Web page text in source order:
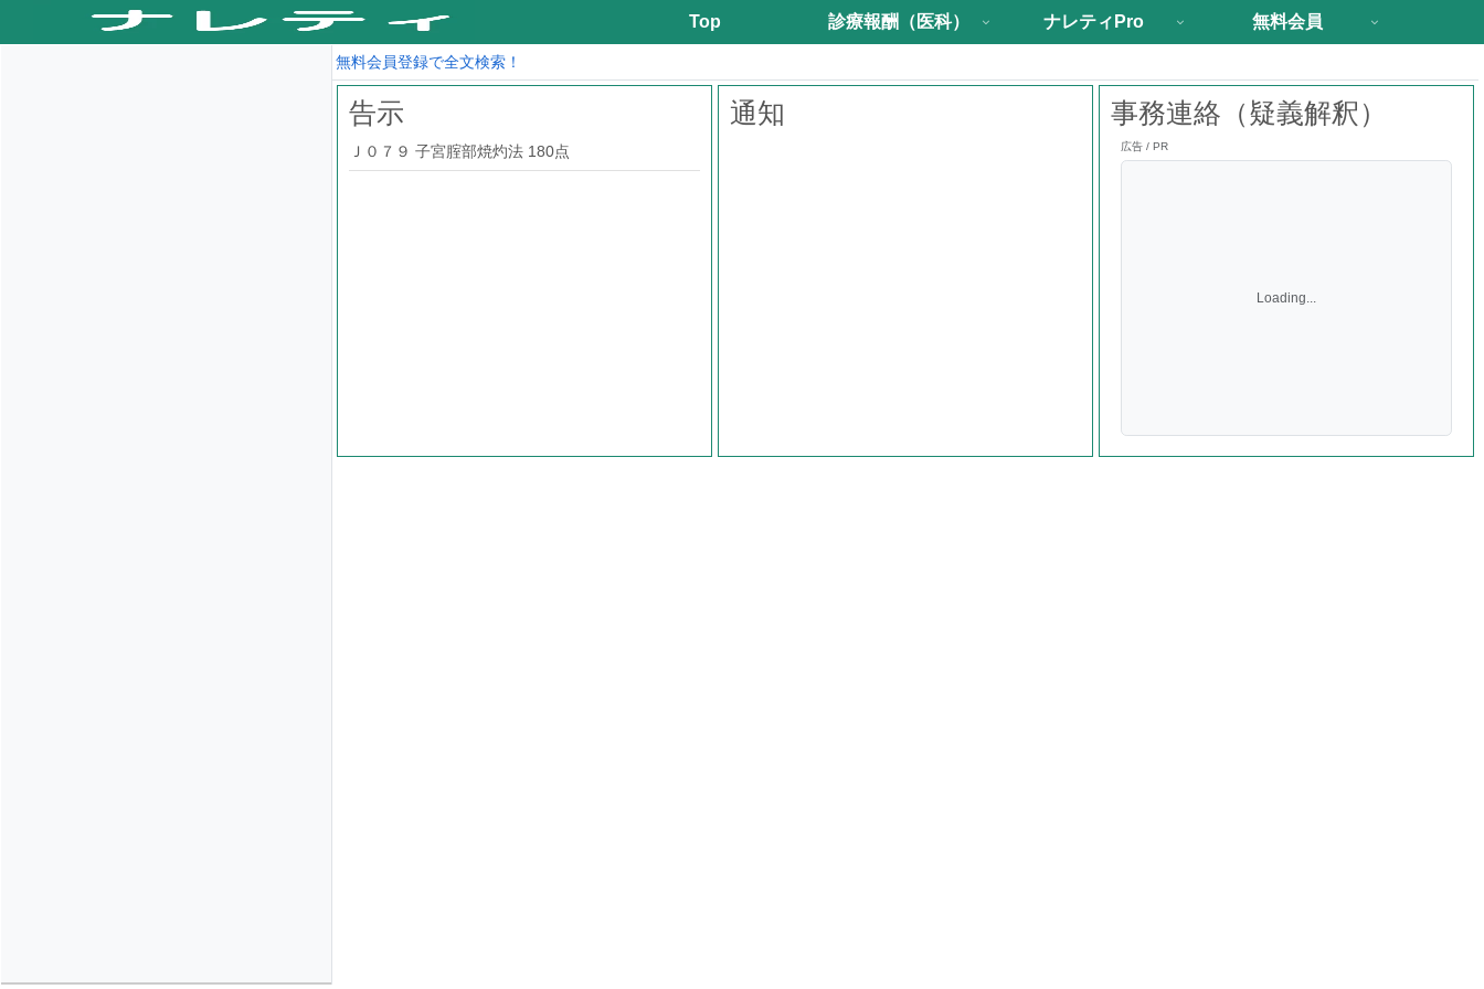
Top 診療報酬（医科） ナレティPro 無料会員
無料会員登録で全文検索！
告示
Ｊ０７９ 子宮腟部焼灼法 180点
通知 事務連絡（疑義解釈）
広告 / PR
Loading...